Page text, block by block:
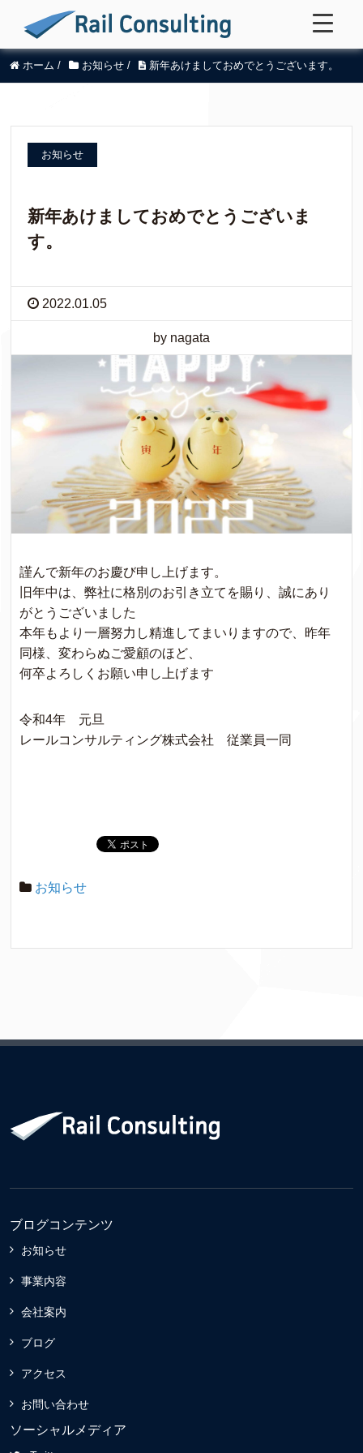
ホーム / お知らせ / 新年あけましておめでとうございます。
お知らせ
新年あけましておめでとうございま
す。
2022.01.05
by nagata
謹んで新年のお慶び申し上げます。
旧年中は、弊社に格別のお引き立てを賜り、誠にあり
がとうございました
本年もより一層努力し精進してまいりますので、昨年
同様、変わらぬご愛顧のほど、
何卒よろしくお願い申し上げます
令和4年 元旦
レールコンサルティング株式会社 従業員一同
お知らせ
ブログコンテンツ
お知らせ
事業内容
会社案内
ブログ
アクセス
お問い合わせ
ソーシャルメディア